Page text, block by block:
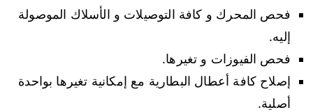
فحص المحرك و كافة التوصيلات و الأسلاك الموصولة
إليه.
فحص الفيوزات و تغيرها.
إصلاح كافة أعطال البطارية مع إمكانية تغيرها بواحدة
أصلية.